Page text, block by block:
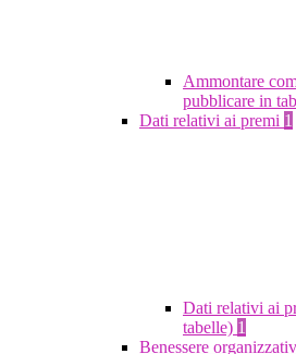
Ammontare
pubblicare in
Dati relativi ai premi 1
Dati relativi ai
tabelle) 1
Benessere